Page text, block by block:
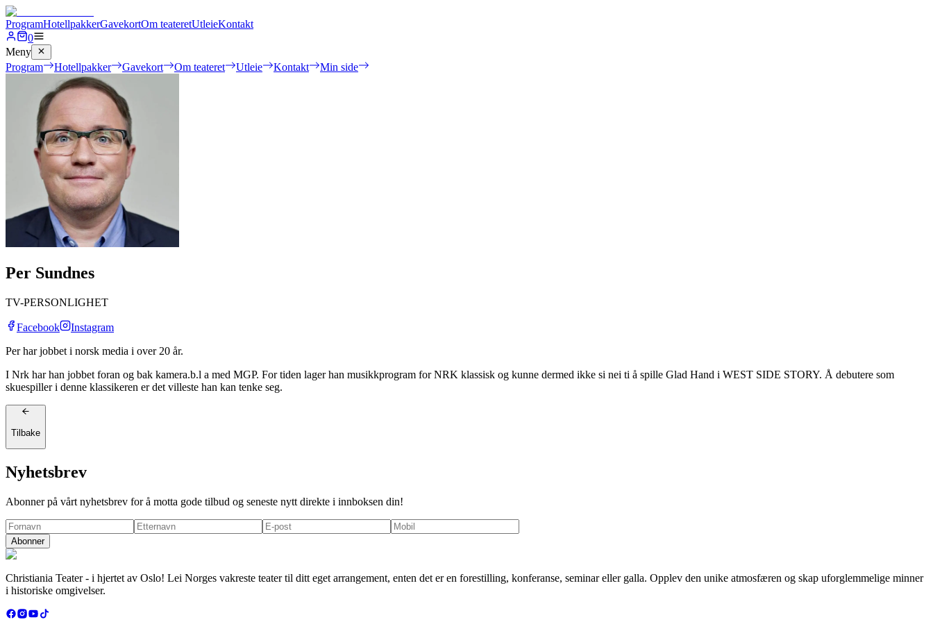
ProgramHotellpakkerGavekortOm teateretUtleieKontakt
0
Meny
Program
Hotellpakker Gavekort Om teateret Utleie Kontakt Min side
Per Sundnes
TV-PERSONLIGHET
Facebook
Instagram
Per har jobbet i norsk media i over 20 år.
I Nrk har han jobbet foran og bak kamera.b.l a med MGP. For tiden lager han musikkprogram for NRK klassisk og kunne dermed ikke si nei ti å spille Glad Hand i WEST SIDE STORY. Å debutere som
skuespiller i denne klassikeren er det villeste han kan tenke seg.
Tilbake
Nyhetsbrev
Abonner på vårt nyhetsbrev for å motta gode tilbud og seneste nytt direkte i innboksen din!
Abonner
Christiania Teater - i hjertet av Oslo! Lei Norges vakreste teater til ditt eget arrangement, enten det er en forestilling, konferanse, seminar eller galla. Opplev den unike atmosfæren og skap uforglemmelige minner
i historiske omgivelser.